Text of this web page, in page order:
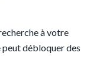
à votre
débloquer des